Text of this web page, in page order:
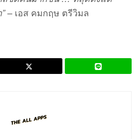
– เอส คมกฤษ ตรีวิมล